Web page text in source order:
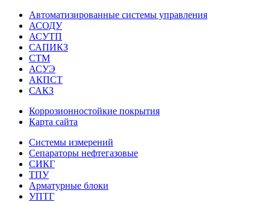
Автоматизированные системы управления
АСОДУ
АСУТП
САПИКЗ
СТМ
АСУЭ
АКПСТ
САКЗ
Коррозионностойкие покрытия
Карта сайта
Системы измерений
Сепараторы нефтегазовые
СИКГ
ТПУ
Арматурные блоки
УПТГ